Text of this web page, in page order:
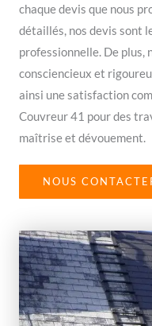
chaque devis que nous
détaillés, nos devis sont
professionnelle. De plus,
consciencieux et
ainsi une satisfaction
Couvreur 41 pour des
maîtrise et dévouement.
NOUS